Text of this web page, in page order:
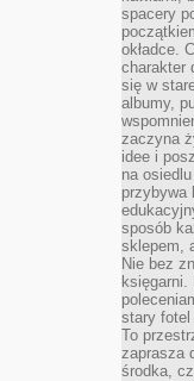
spacery
okładce.
charakter
się w
albumy,
zaczyna
idee i
na
przybywa
sposób
sklepem,
Nie bez
księgarni.
stary fotel
To
zaprasza
środka,